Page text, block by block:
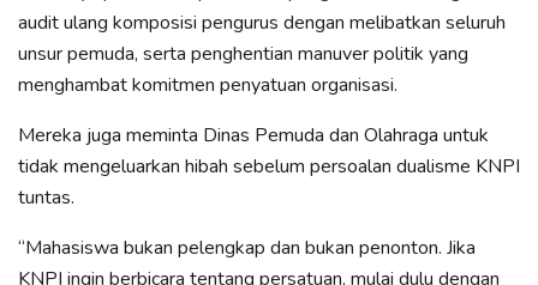
audit ulang komposisi pengurus dengan melibatkan seluruh
unsur pemuda, serta penghentian manuver politik yang
menghambat komitmen penyatuan organisasi.
Mereka juga meminta Dinas Pemuda dan Olahraga untuk
tidak mengeluarkan hibah sebelum persoalan dualisme KNPI
tuntas.
“Mahasiswa bukan pelengkap dan bukan penonton. Jika
KNPI ingin berbicara tentang persatuan, mulai dulu dengan